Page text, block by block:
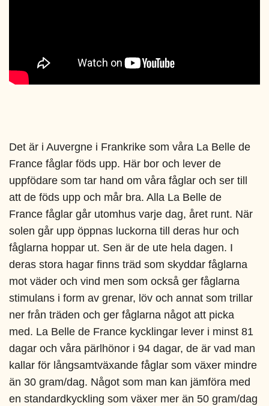
Det är i Auvergne i Frankrike som våra La Belle de
France fåglar föds upp. Här bor och lever de
uppfödare som tar hand om våra fåglar och ser till
att de föds upp och mår bra. Alla La Belle de
France fåglar går utomhus varje dag, året runt. När
solen går upp öppnas luckorna till deras hur och
fåglarna hoppar ut. Sen är de ute hela dagen. I
deras stora hagar finns träd som skyddar fåglarna
mot väder och vind men som också ger fåglarna
stimulans i form av grenar, löv och annat som trillar
ner från träden och ger fåglarna något att picka
med. La Belle de France kycklingar lever i minst 81
dagar och våra pärlhönor i 94 dagar, de är vad man
kallar för långsamtväxande fåglar som växer mindre
än 30 gram/dag. Något som man kan jämföra med
en standardkyckling som växer mer än 50 gram/dag